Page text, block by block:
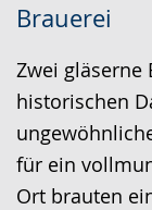
Brauerei
Leichten
Sprache
wechseln.
Audio-
Unterstützung.
Video
in
Deutscher
wird
angezeigt.
Zwei gläserne
historischen
für ein
Ort brauten